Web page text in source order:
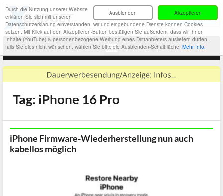
Akzeptieren
Ausblenden
Durch die Nutzung unserer Website
erklären Sie sich mit unserer
Datenschutzerklärung einverstanden, wir und eingebundene Dienste können Cookies
setzen. Mit Klick auf den Akzeptieren-Button bestätigen Sie außerdem, dass wir Ihnen
Inhalte (YouTube) & personenbezogene Werbung eines Drittanbieters ausliefern dürfen -
falls Sie dies nicht wünschen, wählen Sie bitte die Ausblenden-Schaltfläche. Mehr Info.
Tag: iPhone 16 Pro
iPhone Firmware-Wiederherstellung nun auch
kabellos möglich